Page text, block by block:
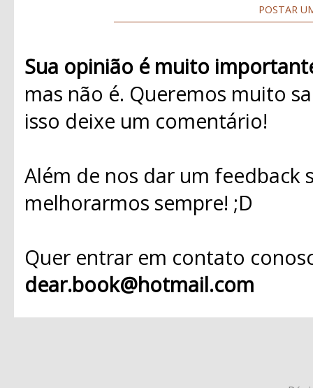
POSTAR
Sua opinião é muito
mas não é. Queremos muito
isso deixe um comentário!
Além de nos dar um
melhorarmos sempre! ;D
Quer entrar em contato
dear.book@hotmail.com